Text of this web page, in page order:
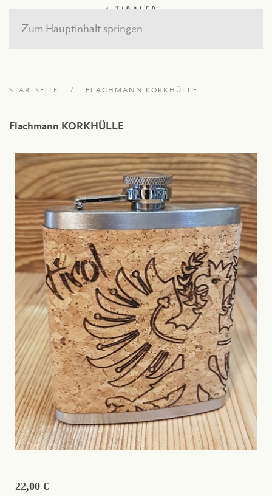
Zum Hauptinhalt springen
STARTSEITE FLACHMANN KORKHÜLLE
Flachmann KORKHÜLLE
22,00 €